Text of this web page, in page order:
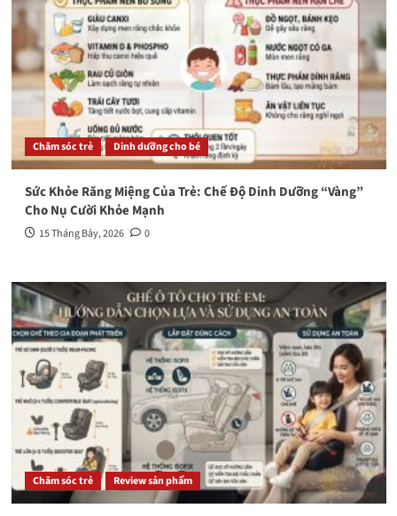
Chăm sóc trẻ Dinh dưỡng cho bé
Sức Khỏe Răng Miệng Của Trẻ: Chế Độ Dinh Dưỡng “Vàng”
Cho Nụ Cười Khỏe Mạnh
15 Tháng Bảy, 2026 0
Chăm sóc trẻ Review sản phẩm